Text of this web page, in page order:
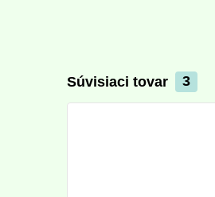
Súvisiaci tovar 3